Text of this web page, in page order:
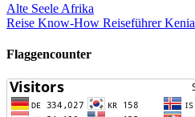
Alte Seele Afrika
Reise Know-How Reiseführer Kenia
Flaggencounter